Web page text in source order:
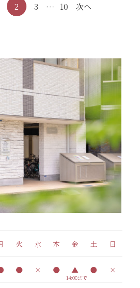
2 3 … 10 次へ
火 水 木 金 土 日
● × ● ▲
14:00まで
● ×